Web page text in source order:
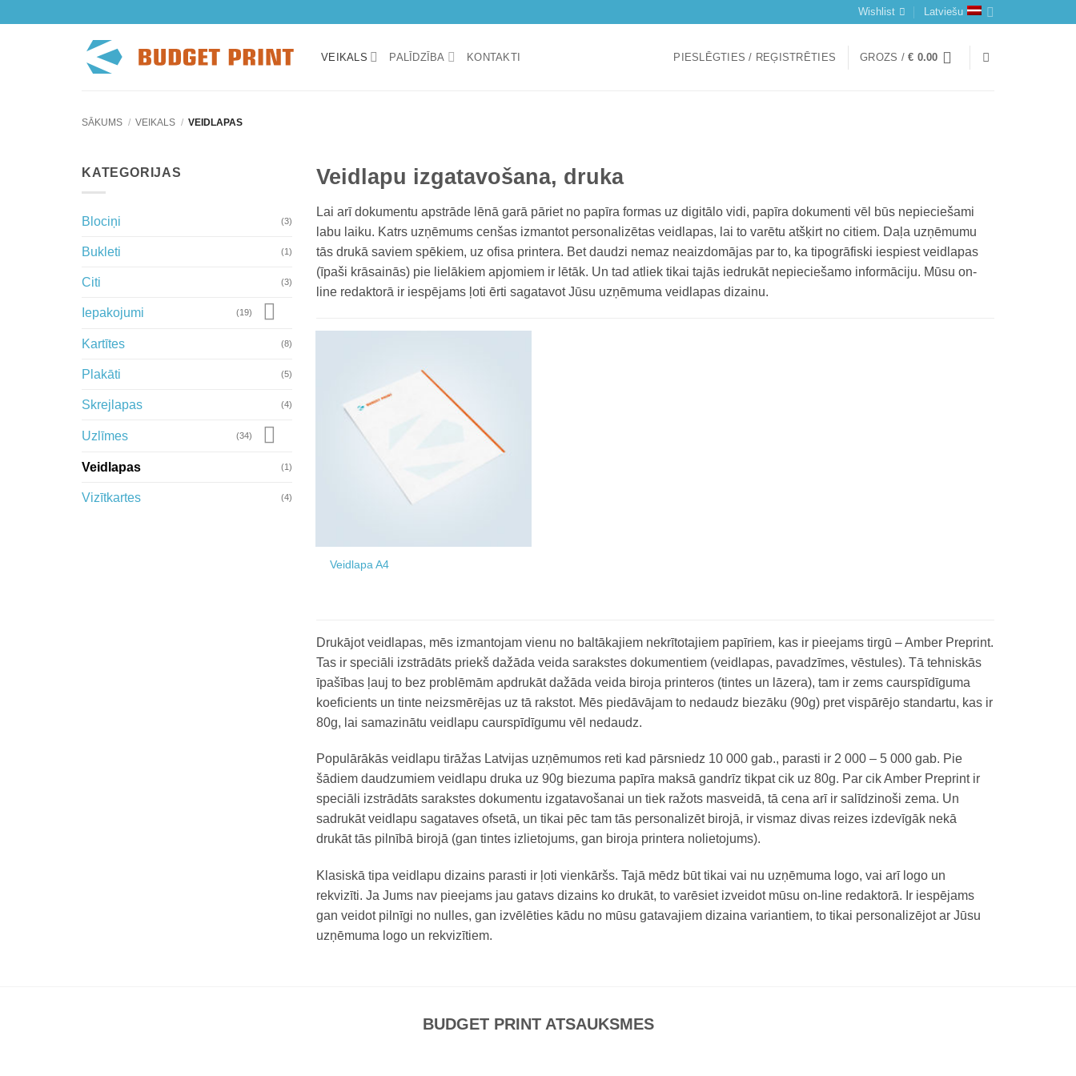
Wishlist Latviešu
VEIKALS PALĪDZĪBA KONTAKTI PIESLĒGTIES / REĢISTRĒTIES GROZS /€ 0.00
SĀKUMS / VEIKALS / VEIDLAPAS
KATEGORIJAS
Blociņi (3)
Bukleti (1)
Citi (3)
Iepakojumi (19)
Kartītes (8)
Plakāti (5)
Skrejlapas (4)
Uzlīmes (34)
Veidlapas (1)
Vizītkartes (4)
Veidlapu izgatavošana, druka
Lai arī dokumentu apstrāde lēnā garā pāriet no papīra formas uz digitālo vidi, papīra dokumenti vēl būs nepieciešami
labu laiku. Katrs uzņēmums cenšas izmantot personalizētas veidlapas, lai to varētu atšķirt no citiem. Daļa uzņēmumu
tās drukā saviem spēkiem, uz ofisa printera. Bet daudzi nemaz neaizdomājas par to, ka tipogrāfiski iespiest veidlapas
(īpaši krāsainās) pie lielākiem apjomiem ir lētāk. Un tad atliek tikai tajās iedrukāt nepieciešamo informāciju. Mūsu on-
line redaktorā ir iespējams ļoti ērti sagatavot Jūsu uzņēmuma veidlapas dizainu.
Veidlapa A4
Drukājot veidlapas, mēs izmantojam vienu no baltākajiem nekrītotajiem papīriem, kas ir pieejams tirgū – Amber Preprint.
Tas ir speciāli izstrādāts priekš dažāda veida sarakstes dokumentiem (veidlapas, pavadzīmes, vēstules). Tā tehniskās
īpašības ļauj to bez problēmām apdrukāt dažāda veida biroja printeros (tintes un lāzera), tam ir zems caurspīdīguma
koeficients un tinte neizsmērējas uz tā rakstot. Mēs piedāvājam to nedaudz biezāku (90g) pret vispārējo standartu, kas ir
80g, lai samazinātu veidlapu caurspīdīgumu vēl nedaudz.
Populārākās veidlapu tirāžas Latvijas uzņēmumos reti kad pārsniedz 10 000 gab., parasti ir 2 000 – 5 000 gab. Pie
šādiem daudzumiem veidlapu druka uz 90g biezuma papīra maksā gandrīz tikpat cik uz 80g. Par cik Amber Preprint ir
speciāli izstrādāts sarakstes dokumentu izgatavošanai un tiek ražots masveidā, tā cena arī ir salīdzinoši zema. Un
sadrukāt veidlapu sagataves ofsetā, un tikai pēc tam tās personalizēt birojā, ir vismaz divas reizes izdevīgāk nekā
drukāt tās pilnībā birojā (gan tintes izlietojums, gan biroja printera nolietojums).
Klasiskā tipa veidlapu dizains parasti ir ļoti vienkāršs. Tajā mēdz būt tikai vai nu uzņēmuma logo, vai arī logo un
rekvizīti. Ja Jums nav pieejams jau gatavs dizains ko drukāt, to varēsiet izveidot mūsu on-line redaktorā. Ir iespējams
gan veidot pilnīgi no nulles, gan izvēlēties kādu no mūsu gatavajiem dizaina variantiem, to tikai personalizējot ar Jūsu
uzņēmuma logo un rekvizītiem.
BUDGET PRINT ATSAUKSMES